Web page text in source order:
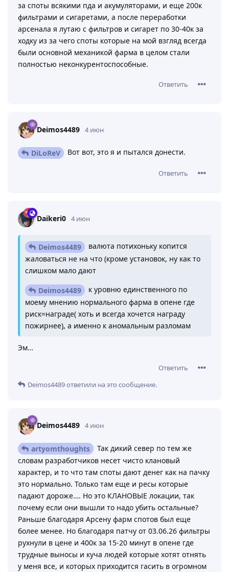
за споты всякими пда и акумуляторами, и еще 200к
фильтрами и сигаретами, а после переработки
арсенала я лутаю с фильтров и сигарет по 30-40к за
ходку из за чего споты которые на мой взгляд всегда
были основной механикой фарма в целом стали
полностью неконкурентоспособные.
Ответить
Deimos4489 4 июн
DiLoReV Вот вот, это я и пытался донести.
Ответить
Daikeri0 4 июн
Deimos4489
валюта потихоньку копится
жаловаться не на что (кроме установок, ну как то
слишком мало дают
Deimos4489
к уровню единственного по
моему мнению нормального фарма в опене где
риск=награде( хоть и всегда хочется награду
пожирнее), а именно к аномальным разломам
Эм…
Ответить
Deimos4489ответили на это сообщение.
Deimos4489 4 июн
artyomthoughts
Так дикий север по тем же
словам разработчиков несет чисто клановый
характер, и то что там споты дают денег как на пачку
это нормально. Только там еще и ресы которые
падают дороже…. Но это КЛАНОВЫЕ локации, так
почему если они вышли то надо убить остальные?
Раньше благодаря Арсену фарм спотов был еще
более менее. Но благодаря патчу от 03.06.26 фильтры
рухнули в цене и 400к за 15-20 минут в опене где
трудные выносы и куча людей которые хотят отнять
у меня все, и которых приходится гасить в огромном